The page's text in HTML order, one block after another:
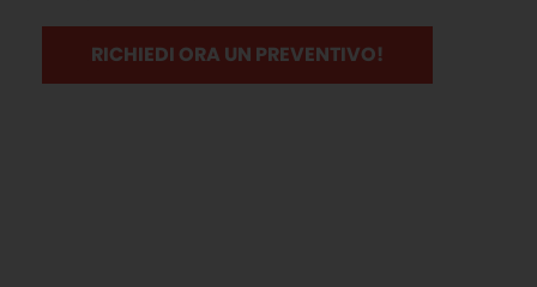
RICHIEDI ORA UN PREVENTIVO!